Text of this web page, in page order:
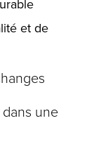
et de
dans une